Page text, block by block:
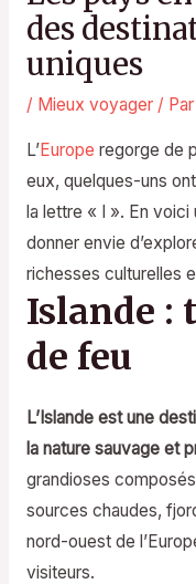
des
uniques
/ Mieux voyager/ Par
L’Europe regorge de
eux, quelques-uns
la lettre « I ». En
donner envie
richesses culturelles
Islande :
de feu
L’Islande est une
la nature sauvage et
grandioses
sources chaudes,
nord-ouest de
visiteurs.